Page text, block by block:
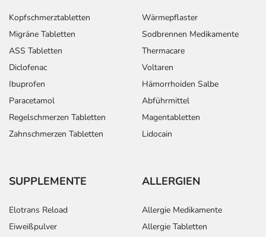
Kopfschmerztabletten
Migräne Tabletten
ASS Tabletten
Diclofenac
Ibuprofen
Paracetamol
Regelschmerzen Tabletten
Zahnschmerzen Tabletten
Wärmepflaster
Sodbrennen Medikamente
Thermacare
Voltaren
Hämorrhoiden Salbe
Abführmittel
Magentabletten
Lidocain
SUPPLEMENTE
Elotrans Reload
Eiweißpulver
ALLERGIEN
Allergie Medikamente
Allergie Tabletten